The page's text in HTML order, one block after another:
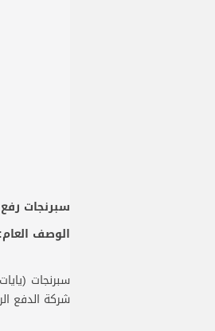
سبرنجات
الوصف العام:
سبرنجات
شركة الدفع